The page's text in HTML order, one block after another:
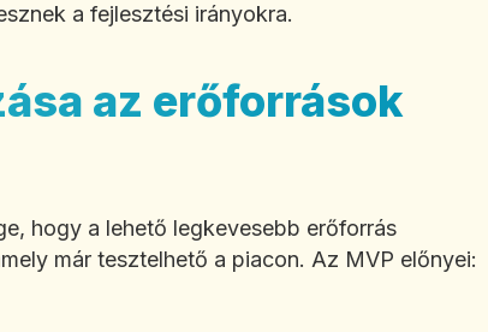
a fejlesztési irányokra.
az erőforrások
hogy a lehető legkevesebb erőforrás
már tesztelhető a piacon. Az MVP előnyei: